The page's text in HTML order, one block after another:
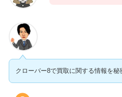
クローバー8で買取に関する情報を秘